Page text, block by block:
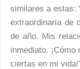
similares a estas:
extraordinaria de
de año. Mis
inmediato.
ciertas en mi